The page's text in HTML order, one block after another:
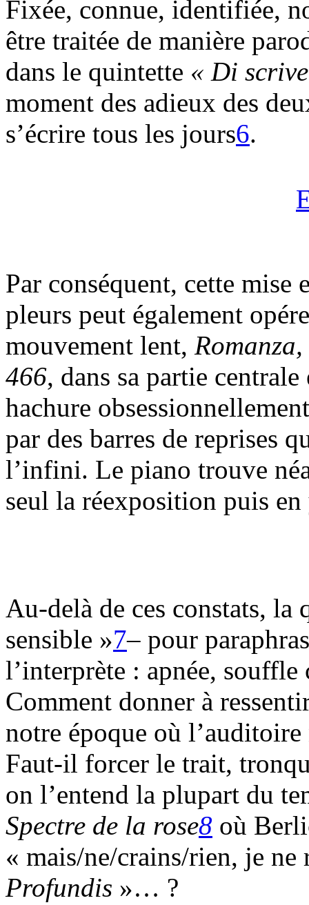
Fixée, connue, identifiée,
être traitée de manière
dans le quintette « Di
moment des adieux des
s’écrire tous les jours6.
Par conséquent, cette mise
pleurs peut également
mouvement lent, Romanza,
466, dans sa partie
hachure
par des barres de reprises
l’infini. Le piano trouve
seul la réexposition puis
Au-delà de ces constats, la
sensible »7– pour
l’interprète : apnée,
Comment donner à
notre époque où
Faut-il forcer le trait,
on l’entend la plupart du
Spectre de la rose8 où
« mais/ne/crains/rien, je
Profundis »… ?